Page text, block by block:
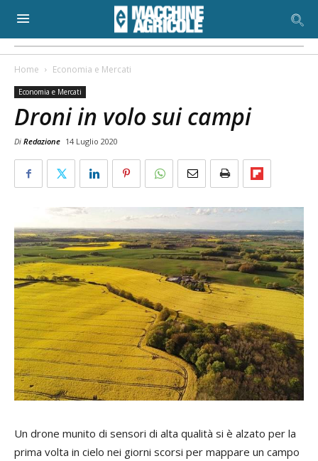
Home Economia e Mercati
Economia e Mercati
Droni in volo sui campi
Di Redazione 14 Luglio 2020
Un drone munito di sensori di alta qualità si è alzato per la
prima volta in cielo nei giorni scorsi per mappare un campo